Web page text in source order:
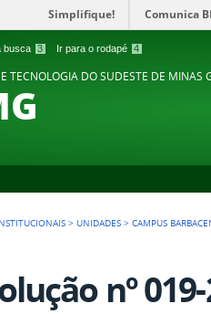
busca 3 Ir para o rodapé 4
Simplifique! Comunica
TECNOLOGIA DO SUDESTE DE MINAS
> UNIDADES >CAMPUS
nº